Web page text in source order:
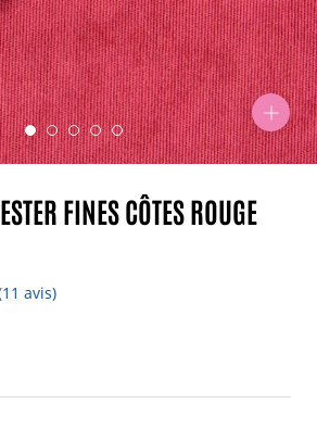
FINES CÔTES ROUGE
avis)